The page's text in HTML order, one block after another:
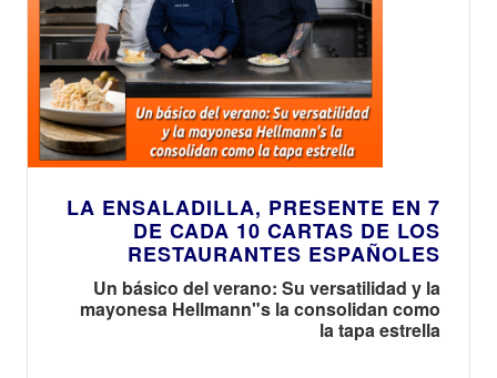
LA ENSALADILLA, PRESENTE EN 7
DE CADA 10 CARTAS DE LOS
RESTAURANTES ESPAÑOLES
Un básico del verano: Su versatilidad y la
mayonesa Hellmann"s la consolidan como
la tapa estrella